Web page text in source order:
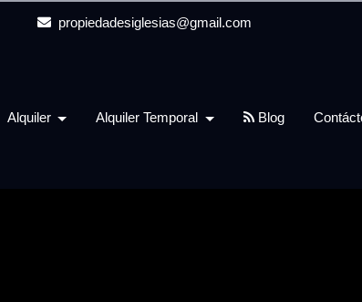
propiedadesiglesias@gmail.com
Alquiler Alquiler Temporal Blog